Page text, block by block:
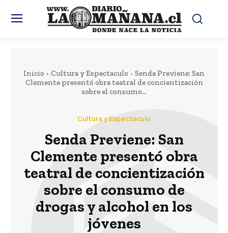
Inicio Cultura y Espectaculo
Senda Previene: San
Clemente presentó obra teatral de concientización
sobre el consumo...
Cultura y Espectaculo
Senda Previene: San
Clemente presentó obra
teatral de concientización
sobre el consumo de
drogas y alcohol en los
jóvenes